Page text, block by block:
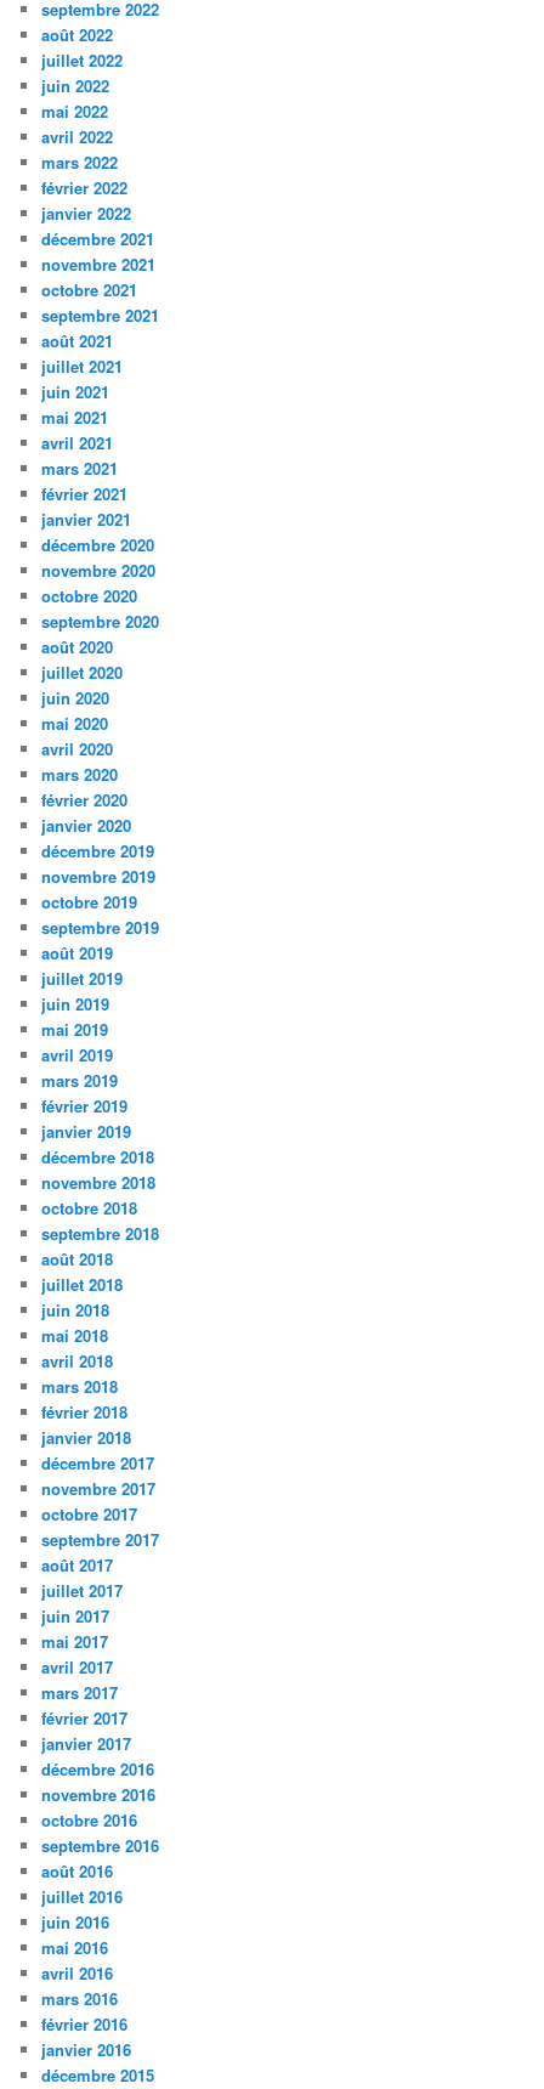
septembre 2022
août 2022
juillet 2022
juin 2022
mai 2022
avril 2022
mars 2022
février 2022
janvier 2022
décembre 2021
novembre 2021
octobre 2021
septembre 2021
août 2021
juillet 2021
juin 2021
mai 2021
avril 2021
mars 2021
février 2021
janvier 2021
décembre 2020
novembre 2020
octobre 2020
septembre 2020
août 2020
juillet 2020
juin 2020
mai 2020
avril 2020
mars 2020
février 2020
janvier 2020
décembre 2019
novembre 2019
octobre 2019
septembre 2019
août 2019
juillet 2019
juin 2019
mai 2019
avril 2019
mars 2019
février 2019
janvier 2019
décembre 2018
novembre 2018
octobre 2018
septembre 2018
août 2018
juillet 2018
juin 2018
mai 2018
avril 2018
mars 2018
février 2018
janvier 2018
décembre 2017
novembre 2017
octobre 2017
septembre 2017
août 2017
juillet 2017
juin 2017
mai 2017
avril 2017
mars 2017
février 2017
janvier 2017
décembre 2016
novembre 2016
octobre 2016
septembre 2016
août 2016
juillet 2016
juin 2016
mai 2016
avril 2016
mars 2016
février 2016
janvier 2016
décembre 2015